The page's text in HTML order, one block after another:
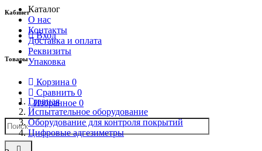
Кабинет
Вход
Товары
Корзина 0
Сравнить 0
Избранное 0
Каталог
О нас
Контакты
Доставка и оплата
Реквизиты
Упаковка
Главная
Испытательное оборудование
Оборудование для контроля покрытий
Цифровые адгезиметры